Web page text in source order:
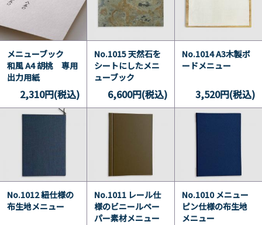
メニューブック
和風 A4 胡桃 専用
出力用紙
2,310円(税込)
No.1015 天然石を
シートにしたメニ
ューブック
6,600円(税込)
No.1014 A3木製ボ
ードメニュー
3,520円(税込)
No.1012 紐仕様の
布生地メニュー
No.1011 レール仕
様のビニールペー
パー素材メニュー
No.1010 メニュー
ピン仕様の布生地
メニュー